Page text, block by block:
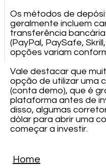
Os métodos de
geralmente incluem
transferência
(PayPal, PaySafe,
opções variam
Vale destacar que
opção de utilizar uma
(conta demo), que é
plataforma antes de
disso, algumas
dólar para abrir uma
começar a investir.
Home